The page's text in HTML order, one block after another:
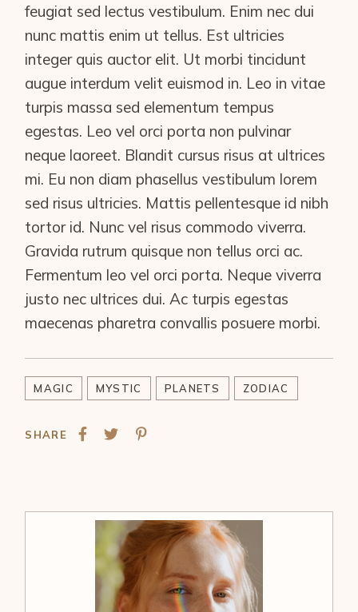
feugiat sed lectus vestibulum. Enim nec dui
nunc mattis enim ut tellus. Est ultricies
integer quis auctor elit. Ut morbi tincidunt
augue interdum velit euismod in. Leo in vitae
turpis massa sed elementum tempus
egestas. Leo vel orci porta non pulvinar
neque laoreet. Blandit cursus risus at ultrices
mi. Eu non diam phasellus vestibulum lorem
sed risus ultricies. Mattis pellentesque id nibh
tortor id. Nunc vel risus commodo viverra.
Gravida rutrum quisque non tellus orci ac.
Fermentum leo vel orci porta. Neque viverra
justo nec ultrices dui. Ac turpis egestas
maecenas pharetra convallis posuere morbi.
MAGIC MYSTIC PLANETS ZODIAC
SHARE